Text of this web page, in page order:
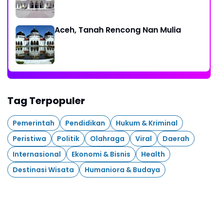
Aceh, Tanah Rencong Nan Mulia
Tag Terpopuler
Pemerintah Pendidikan
Hukum & Kriminal
Peristiwa
Politik Olahraga Viral
Daerah
Internasional
Ekonomi & Bisnis
Health
Destinasi Wisata
Humaniora & Budaya